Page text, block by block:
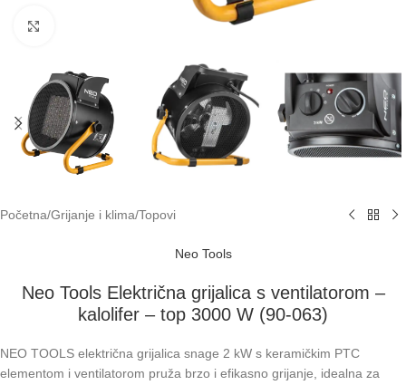
Početna/Grijanje i klima/Topovi
Neo Tools
Neo Tools Električna grijalica s ventilatorom –
kalolifer – top 3000 W (90-063)
NEO TOOLS električna grijalica snage 2 kW s keramičkim PTC
elementom i ventilatorom pruža brzo i efikasno grijanje, idealna za